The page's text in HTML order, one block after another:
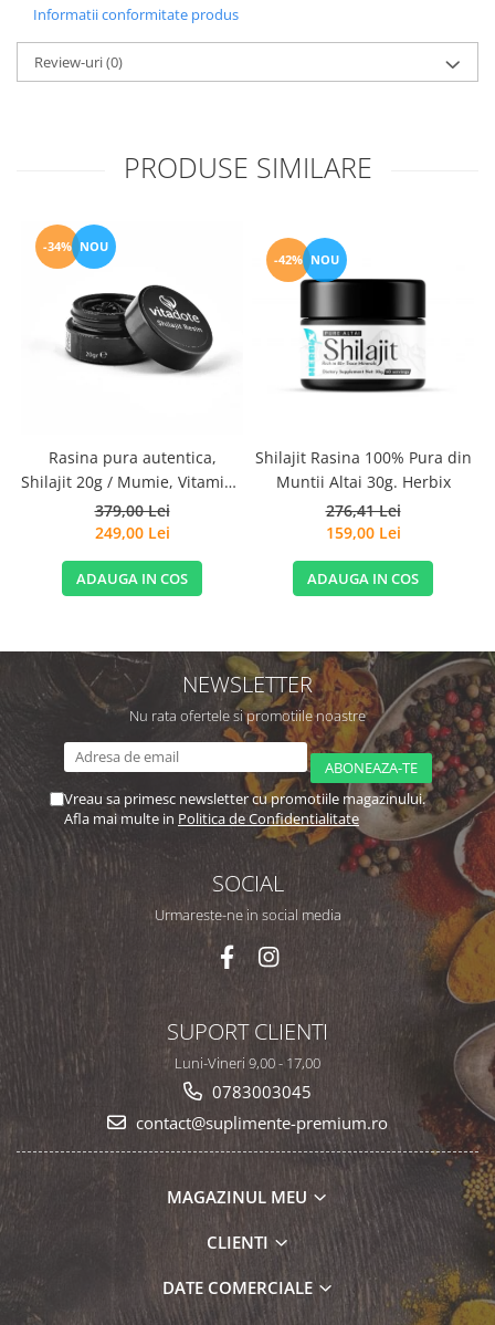
Informatii conformitate produs
Review-uri(0)
PRODUSE SIMILARE
-34% NOU
Rasina pura autentica,
Shilajit 20g / Mumie, Vitamine
si Micronutrienti - Vitadote
379,00 Lei
249,00 Lei
ADAUGA IN COS
-42% NOU
Shilajit Rasina 100% Pura din
Muntii Altai 30g. Herbix
276,41 Lei
159,00 Lei
ADAUGA IN COS
NEWSLETTER
Nu rata ofertele si promotiile noastre
Vreau sa primesc newsletter cu promotiile magazinului.
Afla mai multe in Politica de Confidentialitate
SOCIAL
Urmareste-ne in social media
SUPORT CLIENTI
Luni-Vineri 9,00 - 17,00
0783003045
contact@suplimente-premium.ro
MAGAZINUL MEU
CLIENTI
DATE COMERCIALE